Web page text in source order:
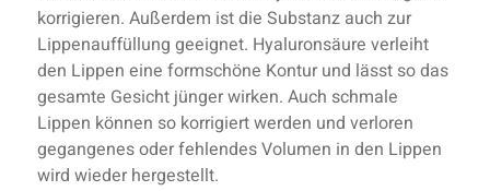
korrigieren. Außerdem ist die Substanz auch zur
Lippenauffüllung geeignet. Hyaluronsäure verleiht
den Lippen eine formschöne Kontur und lässt so das
gesamte Gesicht jünger wirken. Auch schmale
Lippen können so korrigiert werden und verloren
gegangenes oder fehlendes Volumen in den Lippen
wird wieder hergestellt.